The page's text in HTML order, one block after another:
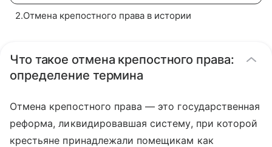
2.Отмена крепостного права в истории
Что такое отмена крепостного права:
определение термина
Отмена крепостного права — это государственная
реформа, ликвидировавшая систему, при которой
крестьяне принадлежали помещикам как